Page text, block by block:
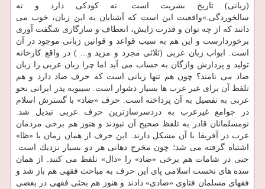
(زبانی) تاریخ بشریت است. نه كودكی دارد و نه
سالخوردگی.»واقعیت این است كه آشنایان به این زبان، خوب می
دانند كه از چه توان و قدرت زایش، انعطاف و سازگاری شگفت آوری
برخوردارست و این هم به سبب قواعد و قوانین زبانی موجود در آن
است. ابواب زبان عربی (ثلاثی مجرد و مزید و... ) در واقع كارخانه
تولید و پردازش واژگان به حساب می آید اما چرا زبان عربی را زبان
ضاد می نامند؟ چون هم تنها زبانی است كه حرف ضاد دارد و هم
تلفظ آن برای غیر عرب ها بسیار دشوار است. سیبویه پدر ایرانی نحو
عربی به تفصیل به آن پرداخته است. حرف «ضاد» با گسترش اسلام
در جوامع غیرعرب به دردسرسازترین حرف عربی تبدیل شد.
نومسلمانان قادر به تلفظ صحیح آن نبودند و هنوز هم برخی مردمان
عرب در آفریقا با آن مشكل دارند. این حرف از همان زمان با «ظا»
اشتباه گرفته می شد؛ چون مخرج دهانی هر دو بسیار نزدیك است.
حتی در شامات هم برخی «ضاد» را «دال» تلفظ می كنند. از همان
سده های نخست اسلامی پای این حرف به مباحث فقهی هم باز شد و
فقهای مسلمان فتاوی «ضادی» دادند و هنوز هم بحثی فقهی در بعضی